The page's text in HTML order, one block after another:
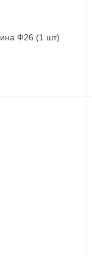
Ф26 (1 шт)